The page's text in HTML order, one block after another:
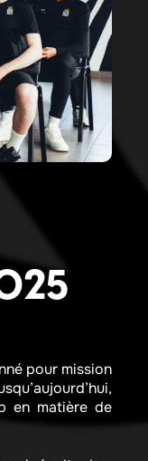
pour mission
en matière de